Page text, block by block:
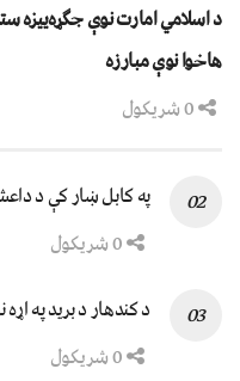
د اسلامي امارت نوې جګړه‌ییزه
هاخوا نوې مبارزه
په کابل ښار کې د
د کندهار د برید په